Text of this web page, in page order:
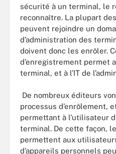
sécurité à un terminal, le
reconnaître. La plupart
peuvent rejoindre un
d’administration des
doivent donc les enrôler.
d’enregistrement permet
terminal, et à l’IT de
De nombreux éditeurs
processus d’enrôlement,
permettant à l’utilisateur
terminal. De cette façon,
permettent aux
d’appareils personnels